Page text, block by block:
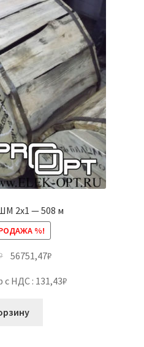
2х1 — 508 м
%!
56751,47₽
с НДС : 131,43₽